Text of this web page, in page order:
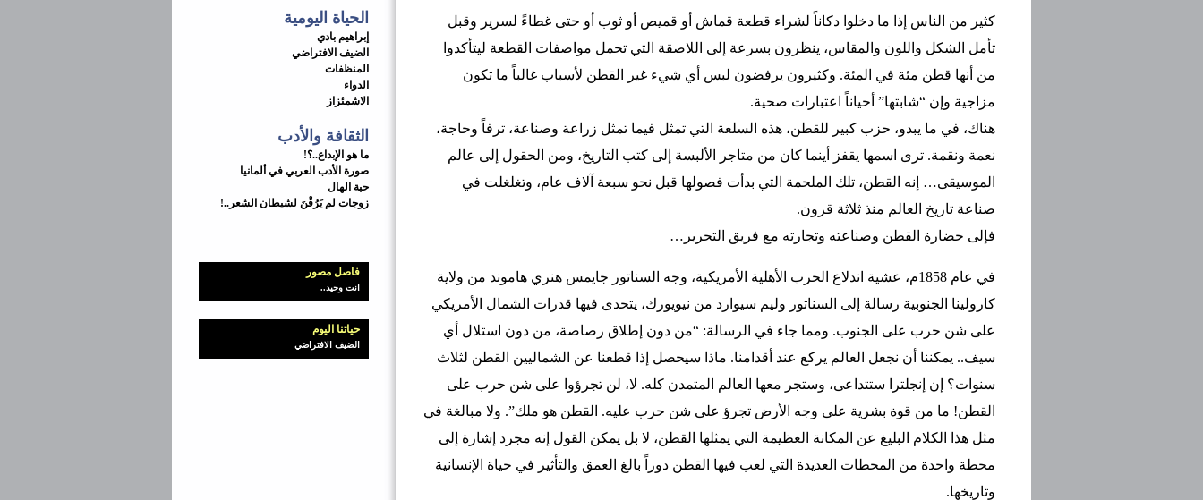
الحياة اليومية
إبراهيم بادي
الضيف الافتراضي
المنظفات
الدواء
الاشمئزاز
الثقافة والأدب
ما هو الإبداع..؟!
صورة الأدب العربي في ألمانيا
حبة الهال
زوجات لم يَرُقْنَ لشيطان الشعر..!
فاصل مصور
انت وحيد..
حياتنا اليوم
الضيف الافتراضي
كثير من الناس إذا ما دخلوا دكاناً لشراء قطعة قماش أو قميص أو ثوب أو حتى غطاءً لسرير وقبل
تأمل الشكل واللون والمقاس، ينظرون بسرعة إلى اللاصقة التي تحمل مواصفات القطعة ليتأكدوا
من أنها قطن مئة في المئة. وكثيرون يرفضون لبس أي شيء غير القطن لأسباب غالباً ما تكون
مزاجية وإن “شابتها” أحياناً اعتبارات صحية.
هناك، في ما يبدو، حزب كبير للقطن، هذه السلعة التي تمثل فيما تمثل زراعة وصناعة، ترفاً وحاجة،
نعمة ونقمة. ترى اسمها يقفز أينما كان من متاجر الألبسة إلى كتب التاريخ، ومن الحقول إلى عالم
الموسيقى… إنه القطن، تلك الملحمة التي بدأت فصولها قبل نحو سبعة آلاف عام، وتغلغلت في
صناعة تاريخ العالم منذ ثلاثة قرون.
فإلى حضارة القطن وصناعته وتجارته مع فريق التحرير…
في عام 1858م، عشية اندلاع الحرب الأهلية الأمريكية، وجه السناتور جايمس هنري هاموند من ولاية
كارولينا الجنوبية رسالة إلى السناتور وليم سيوارد من نيويورك، يتحدى فيها قدرات الشمال الأمريكي
على شن حرب على الجنوب. ومما جاء في الرسالة: “من دون إطلاق رصاصة، من دون استلال أي
سيف.. يمكننا أن نجعل العالم يركع عند أقدامنا. ماذا سيحصل إذا قطعنا عن الشماليين القطن لثلاث
سنوات؟ إن إنجلترا ستتداعى، وستجر معها العالم المتمدن كله. لا، لن تجرؤوا على شن حرب على
القطن! ما من قوة بشرية على وجه الأرض تجرؤ على شن حرب عليه. القطن هو ملك”. ولا مبالغة في
مثل هذا الكلام البليغ عن المكانة العظيمة التي يمثلها القطن، لا بل يمكن القول إنه مجرد إشارة إلى
محطة واحدة من المحطات العديدة التي لعب فيها القطن دوراً بالغ العمق والتأثير في حياة الإنسانية
وتاريخها.